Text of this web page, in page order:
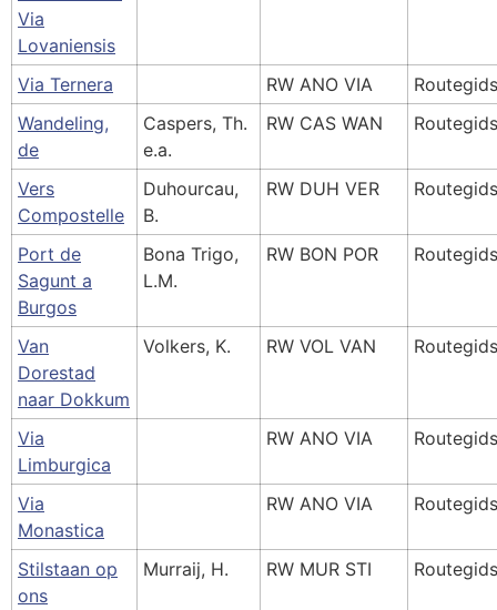
Via
Lovaniensis
Via Ternera
RW ANO VIA
Wandeling,
de
Caspers, Th.
e.a.
RW CAS WAN
Vers
Compostelle
Duhourcau,
B.
RW DUH VER
Port de
Sagunt a
Burgos
Bona Trigo,
L.M.
RW BON POR
Van
Dorestad
naar Dokkum
Volkers, K. RW VOL VAN
Via
Limburgica
RW ANO VIA
Via
Monastica
RW ANO VIA
Stilstaan op
ons
Murraij, H. RW MUR STI